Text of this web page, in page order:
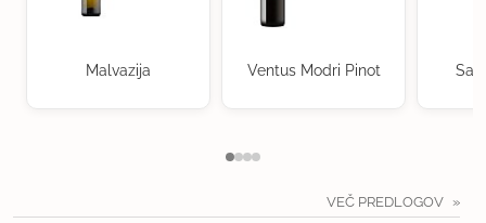
Malvazija Ventus Modri Pinot
VEČ PREDLOGOV